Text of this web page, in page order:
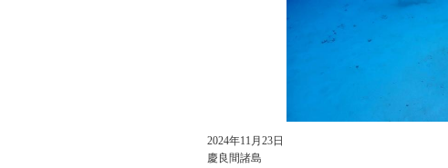
2024年11月23日
慶良間諸島